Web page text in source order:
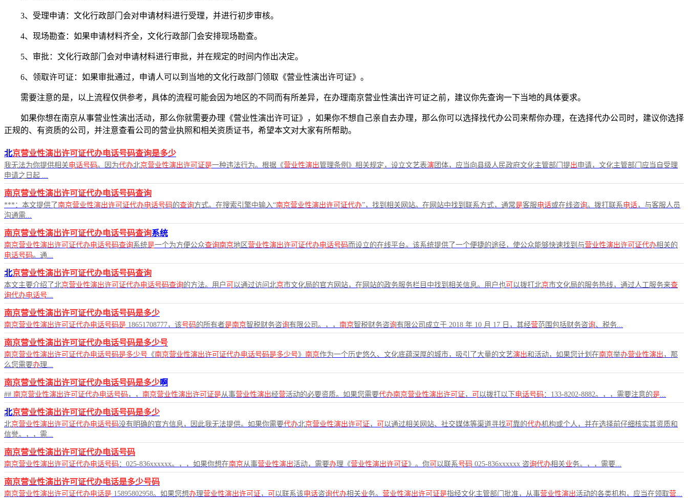
3、受理申请：文化行政部门会对申请材料进行受理，并进行初步审核。
4、现场勘查：如果申请材料齐全，文化行政部门会安排现场勘查。
5、审批：文化行政部门会对申请材料进行审批，并在规定的时间内作出决定。
6、领取许可证：如果审批通过，申请人可以到当地的文化行政部门领取《营业性演出许可证》。
需要注意的是，以上流程仅供参考，具体的流程可能会因为地区的不同而有所差异，在办理南京营业性演出许可证之前，建议你先查询一下当地的具体要求。
如果你想在南京从事营业性演出活动，那么你就需要办理《营业性演出许可证》，如果你不想自己亲自去办理，那么你可以选择找代办公司来帮你办理，在选择代办公司时，建议你选择
正规的、有资质的公司，并注意查看公司的营业执照和相关资质证书，希望本文对大家有所帮助。
北京营业性演出许可证代办电话号码查询是多少
我无法为你提供相关 电话号码。因为代办北京营业性演出许可证是一种违法行为。根据《营业性演出管理条例》相关规定，设立文艺表演 团体，应当向县级人民政府文化主管部门提出 申请，文化主管部门应当自受理
申请之日起 ...
南京营业性演出许可证代办电话号码查询
***：本文提供了南京营业性演出许可证代办电话号码的查询方式。在搜索引擎中输入“南京营业性演出许可证代办”，找到相关网站。在网站中找到联系方式，通常是客服 电话或在线咨询。拨打联系 电话，与客服人员
沟通需...
南京营业性演出许可证代办电话号码查询系统
南京营业性演出许可证代办电话号码查询系统是一个为方便公众查询南京地区 营业性演出许可证代办电话号码而设立的在线平台。该系统提供了一个便捷的途径，使公众能够快速找到与营业性演出许可证代办相关的
电话号码。通...
北京营业性演出许可证代办电话号码查询
本文主要介绍了北京营业性演出许可证代办电话号码查询的方法。用户 可 以通过访问北京市文化局的官方网站，在网站的政务服务栏目中找到相关信息。用户也可 以拨打北京市文化局的服务热线，通过人工服务来查
询代办电话号
南京营业性演出许可证代办电话号码是多少
南京营业性演出许可证代办电话号码是 18651708777，该号码的所有者是南京智税财务咨询有限公司。，， 南京智税财务咨询有限公司成立于 2018 年 10 月 17 日，其经营范围包括财务咨询、税务...
南京营业性演出许可证代办电话号码是多少号
南京营业性演出许可证代办电话号码是多少号 《南京营业性演出许可证代办电话号码是多少号》 南京作为一个历史悠久、文化底蕴深厚的城市，吸引了大量的文艺演出和活动，如果您计划在南京举办营业性演出 ，那
么您需要办理...
南京营业性演出许可证代办电话号码是多少啊
## 南京营业性演出许可证代办电话号码，， 南京营业性演出许可证是从事营业性演出经营活动的必要资质。如果您需要代办南京营业性演出许可证 ， 可 以拨打以下 电话号码：133-8202-8882。，，需要注意的是
北京营业性演出许可证代办电话号码是多少
北京营业性演出许可证代办电话号码没有明确的官方信息，因此我无法提供。如果你需要代办北京营业性演出许可证 ， 可 以通过相关网站、社交媒体等渠道寻找可 靠的代办机构或个人，并在选择前仔细核实其资质和
信誉。，，需...
南京营业性演出许可证代办电话号码
南京营业性演出许可证代办电话号码：025-836xxxxxx。，，如果你想在南京从事营业性演出活动，需要办理《营业性演出许可证》。你可 以联系号码 025-836xxxxxx 咨询代办相关业务。，，需要...
南京营业性演出许可证代办电话是多少号码
南京营业性演出许可证代办电话是 15895802958。如果您想办理营业性演出许可证 ， 可 以联系该电话咨询代办相关业务。 营业性演出许可证是指经文化主管部门批准，从事营业性演出活动的各类机构，应当在领取营